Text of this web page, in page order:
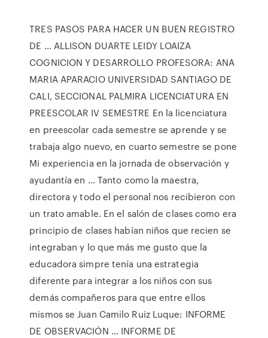
TRES PASOS PARA HACER UN BUEN REGISTRO
DE … ALLISON DUARTE LEIDY LOAIZA
COGNICION Y DESARROLLO PROFESORA: ANA
MARIA APARACIO UNIVERSIDAD SANTIAGO DE
CALI, SECCIONAL PALMIRA LICENCIATURA EN
PREESCOLAR IV SEMESTRE En la licenciatura
en preescolar cada semestre se aprende y se
trabaja algo nuevo, en cuarto semestre se pone
Mi experiencia en la jornada de observación y
ayudantía en ... Tanto como la maestra,
directora y todo el personal nos recibieron con
un trato amable. En el salón de clases como era
principio de clases habían niños que recien se
integraban y lo que más me gusto que la
educadora simpre tenía una estrategia
diferente para integrar a los niños con sus
demás compañeros para que entre ellos
mismos se Juan Camilo Ruiz Luque: INFORME
DE OBSERVACIÓN … INFORME DE